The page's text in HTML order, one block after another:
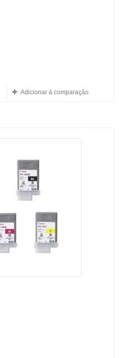
Adicionar à comparação